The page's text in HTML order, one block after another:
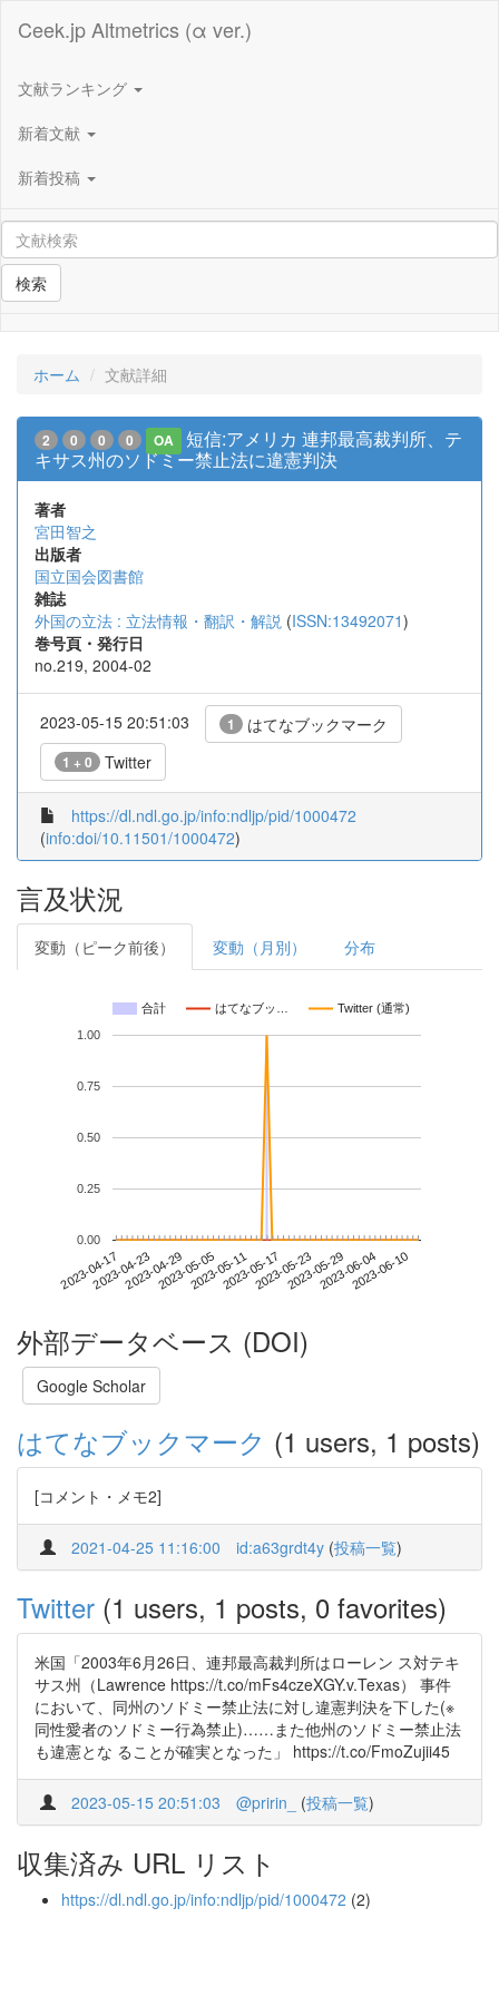
Ceek.jp Altmetrics (α ver.)
文献ランキング
新着文献
新着投稿
検索
ホーム 文献詳細
2 0 0 0 OA
短信:アメリカ 連邦最高裁判所、テ
キサス州のソドミー禁止法に違憲判決
著者
宮田智之
出版者
国立国会図書館
雑誌
外国の立法 : 立法情報・翻訳・解説 (ISSN:13492071)
巻号頁・発行日
no.219, 2004-02
2023-05-15 20:51:03 1 はてなブックマーク
1 + 0 Twitter
https://dl.ndl.go.jp/info:ndljp/pid/1000472
(info:doi/10.11501/1000472)
言及状況
変動（ピーク前後） 変動（月別） 分布
合計 はてなブッ… Twitter (通常)
2023-04-172023-04-232023-04-292023-05-052023-05-112023-05-172023-05-232023-05-292023-06-042023-06-10
0.00
0.25
0.50
0.75
1.00
外部データベース (DOI)
Google Scholar
はてなブックマーク (1 users, 1 posts)
[コメント・メモ2]
2021-04-25 11:16:00 id:a63grdt4y (投稿一覧)
Twitter (1 users, 1 posts, 0 favorites)
米国「2003年6月26日、連邦最高裁判所はローレン ス対テキ
サス州（Lawrence https://t.co/mFs4czeXGY.v.Texas） 事件
において、同州のソドミー禁止法に対し違憲判決を下した(※
同性愛者のソドミー行為禁止)……また他州のソドミー禁止法
も違憲とな ることが確実となった」 https://t.co/FmoZujii45
2023-05-15 20:51:03 @pririn_ (投稿一覧)
収集済み URL リスト
https://dl.ndl.go.jp/info:ndljp/pid/1000472 (2)